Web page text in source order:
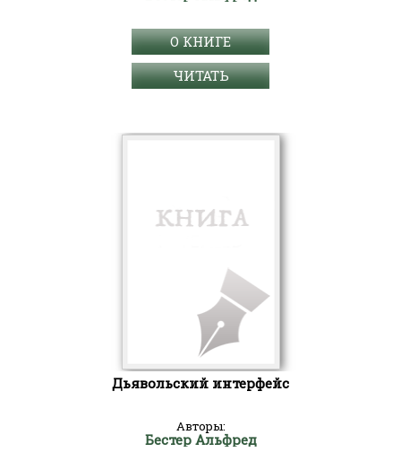
О КНИГЕ
ЧИТАТЬ
Дьявольский интерфейс
Авторы:
Бестер Альфред